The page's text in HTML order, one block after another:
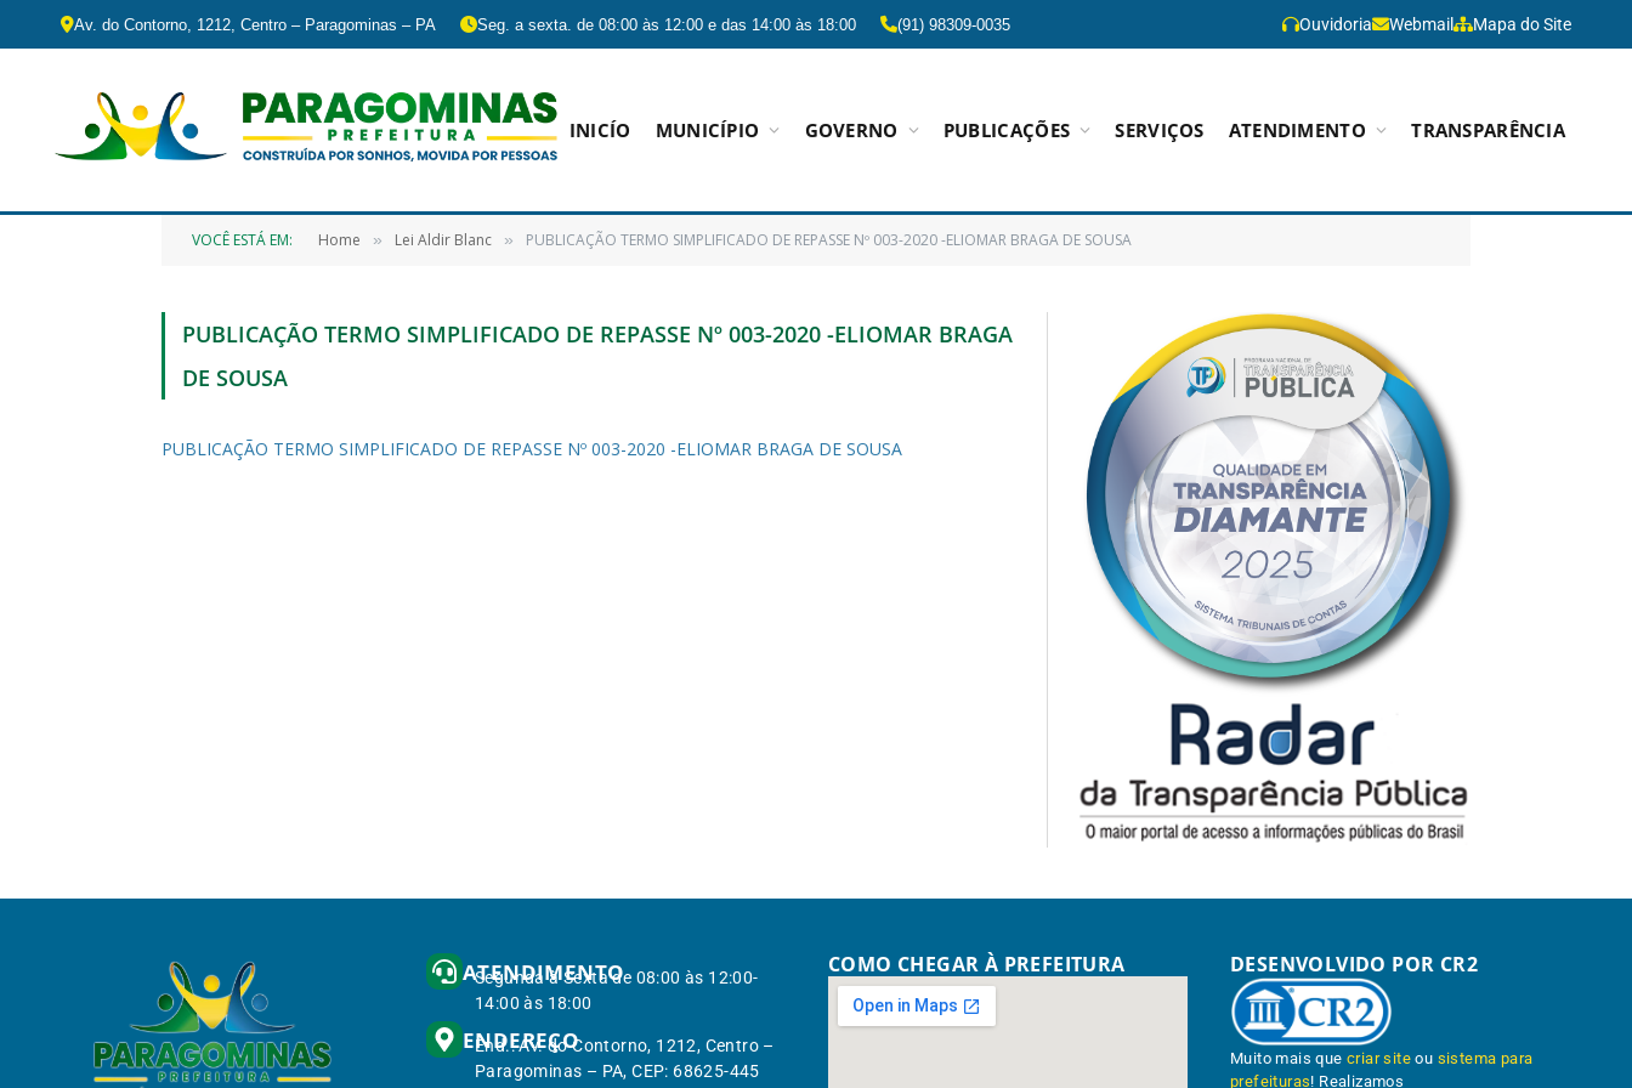
Av. do Contorno, 1212, Centro – Paragominas – PA Seg. a sexta. de 08:00 às 12:00 e das 14:00 às 18:00 (91) 98309-0035 Ouvidoria Webmail Mapa do Site
INICÍO MUNICÍPIO GOVERNO PUBLICAÇÕES SERVIÇOS ATENDIMENTO TRANSPARÊNCIA
VOCÊ ESTÁ EM: Home » Lei Aldir Blanc » PUBLICAÇÃO TERMO SIMPLIFICADO DE REPASSE Nº 003-2020 -ELIOMAR BRAGA DE SOUSA
PUBLICAÇÃO TERMO SIMPLIFICADO DE REPASSE Nº 003-2020 -ELIOMAR BRAGA
DE SOUSA
PUBLICAÇÃO TERMO SIMPLIFICADO DE REPASSE Nº 003-2020 -ELIOMAR BRAGA DE SOUSA
ATENDIMENTO
Segunda à Sexta de 08:00 às 12:00-
14:00 às 18:00
ENDEREÇO
End.: Av. do Contorno, 1212, Centro –
Paragominas – PA, CEP: 68625-445
COMO CHEGAR À PREFEITURA DESENVOLVIDO POR CR2
Muito mais quecriar site ou sistema para
prefeituras! Realizamos